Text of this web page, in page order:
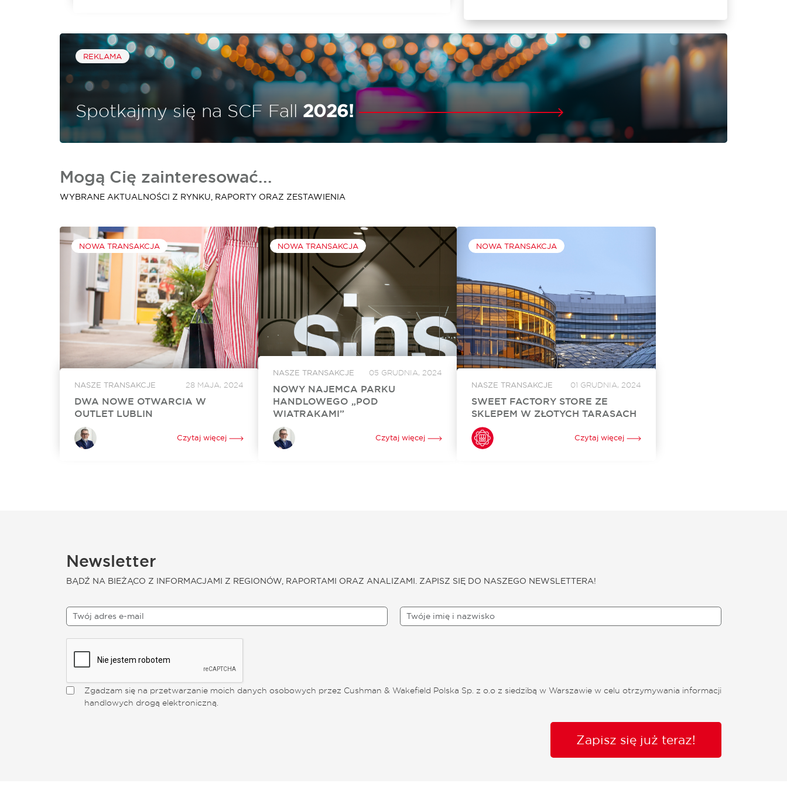
REKLAMA
Spotkajmy się na SCF Fall2026!
Mogą Cię zainteresować...
WYBRANE AKTUALNOŚCI Z RYNKU, RAPORTY ORAZ ZESTAWIENIA
NOWA TRANSAKCJA
NASZE TRANSAKCJE 28 MAJA, 2024
DWA NOWE OTWARCIA W
OUTLET LUBLIN
W czerwcu w Outlet Lublin otworzą się dwa
nowe lokale. Na powiększenie swojego
dotychczasowego sklepu o ponad 250 mkw.
Czytaj więcej
NOWA TRANSAKCJA
NASZE TRANSAKCJE 05 GRUDNIA, 2024
NOWY NAJEMCA PARKU
HANDLOWEGO „POD
WIATRAKAMI”
Sinsay, marka z portfolio Grupy LPP, wynajęła
860 mkw. powierzchni w Parku Handlowym
„Pod Wiatrakami” koło Słupska. Otwarcie
Czytaj więcej
NOWA TRANSAKCJA
NASZE TRANSAKCJE 01 GRUDNIA, 2024
SWEET FACTORY STORE ZE
SKLEPEM W ZŁOTYCH TARASACH
Sweet Factory Store otworzył swój sklep w
Złotych Tarasach. To już 24. w Polsce i 3. w
Warszawie stacjonarny punkt sprzedaży tej
Czytaj więcej
Newsletter
BĄDŹ NA BIEŻĄCO Z INFORMACJAMI Z REGIONÓW, RAPORTAMI ORAZ ANALIZAMI. ZAPISZ SIĘ DO NASZEGO NEWSLETTERA!
Zgadzam się na przetwarzanie moich danych osobowych przez Cushman & Wakefield Polska Sp. z o.o z siedzibą w Warszawie w celu otrzymywania informacji
handlowych drogą elektroniczną.
Zapisz się już teraz!